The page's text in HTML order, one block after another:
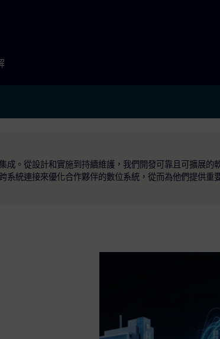
。從設計和實施到持續維護，我們開發可靠且可擴展的
系統連接來優化合作夥伴的數位系統，從而為他們提供重